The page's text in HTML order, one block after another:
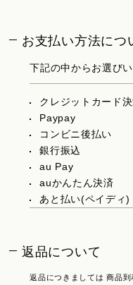
お支払い方法につ
下記の中からお選びい
クレジットカード
Paypay
コンビニ後払い
銀行振込
au Pay
auかんたん決済
あと払い(ペイディ)
返品について
返品につきましては 商品